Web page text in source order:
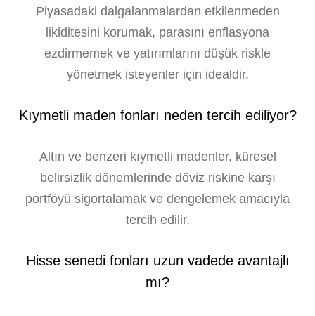
Piyasadaki dalgalanmalardan etkilenmeden
likiditesini korumak, parasını enflasyona
ezdirmemek ve yatırımlarını düşük riskle
yönetmek isteyenler için idealdir.
Kıymetli maden fonları neden tercih ediliyor?
Altın ve benzeri kıymetli madenler, küresel
belirsizlik dönemlerinde döviz riskine karşı
portföyü sigortalamak ve dengelemek amacıyla
tercih edilir.
Hisse senedi fonları uzun vadede avantajlı
mı?